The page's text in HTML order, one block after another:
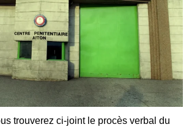
trouverez ci-joint le procès verbal du